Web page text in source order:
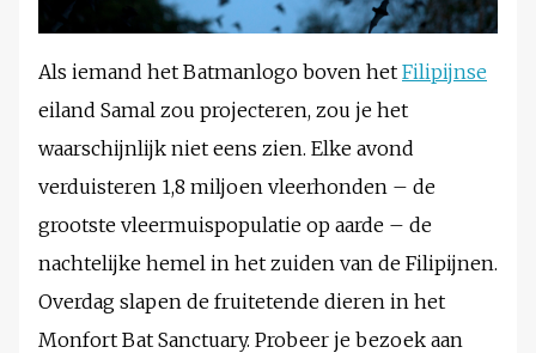
Als iemand het Batmanlogo boven het Filipijnse
eiland Samal zou projecteren, zou je het
waarschijnlijk niet eens zien. Elke avond
verduisteren 1,8 miljoen vleerhonden – de
grootste vleermuispopulatie op aarde – de
nachtelijke hemel in het zuiden van de Filipijnen.
Overdag slapen de fruitetende dieren in het
Monfort Bat Sanctuary. Probeer je bezoek aan